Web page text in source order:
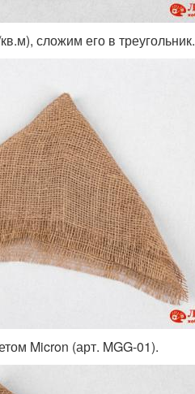
сложим его в треугольник.
Micron (арт. MGG-01).